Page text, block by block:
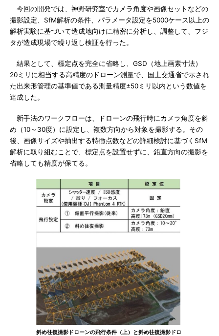
今回の開発では、神野研究室でカメラ角度や画像セットなどの
撮影設定、SfM解析の条件、パラメータ設定を5000ケース以上の
解析実験に基づいて造成地向けに精密に分析し、調整して、フジ
タが造成現場で繰り返し検証を行った。
結果として、標定点を完全に省略し、GSD（地上画素寸法）
20ミリに相当する高精度のドローン測量で、国土交通省で示され
た出来形管理の基準値である測量精度±50ミリ以内という数値を
達成した。
新手法のワークフローは、ドローンの飛行時にカメラ角度を斜
め（10～30度）に設定し、複数方向から対象を撮影する。その
後、画像サイズや抽出する特徴点数などの詳細検討に基づくSfM
解析に取り組むことで、標定点を設置せずに、鉛直方向の撮影を
省略しても精度が保てる。
斜め往復撮影ドローンの飛行条件（上）と斜め往復撮影ドロ